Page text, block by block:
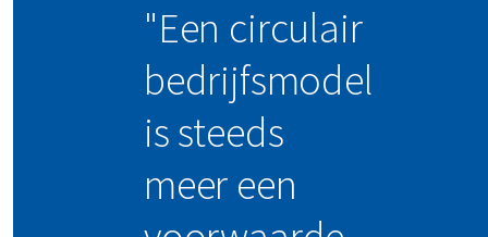
"Een circulair
bedrijfsmodel
is steeds
meer een